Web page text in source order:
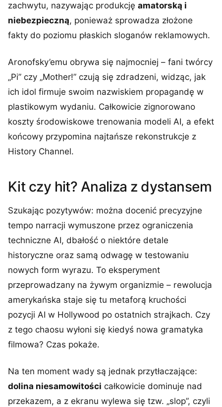
zachwytu, nazywając produkcję amatorską i
niebezpieczną, ponieważ sprowadza złożone
fakty do poziomu płaskich sloganów reklamowych.
Aronofsky’emu obrywa się najmocniej – fani twórcy
„Pi” czy „Mother!” czują się zdradzeni, widząc, jak
ich idol firmuje swoim nazwiskiem propagandę w
plastikowym wydaniu. Całkowicie zignorowano
koszty środowiskowe trenowania modeli AI, a efekt
końcowy przypomina najtańsze rekonstrukcje z
History Channel.
Kit czy hit? Analiza z dystansem
Szukając pozytywów: można docenić precyzyjne
tempo narracji wymuszone przez ograniczenia
techniczne AI, dbałość o niektóre detale
historyczne oraz samą odwagę w testowaniu
nowych form wyrazu. To eksperyment
przeprowadzany na żywym organizmie – rewolucja
amerykańska staje się tu metaforą kruchości
pozycji AI w Hollywood po ostatnich strajkach. Czy
z tego chaosu wyłoni się kiedyś nowa gramatyka
filmowa? Czas pokaże.
Na ten moment wady są jednak przytłaczające:
dolina niesamowitości całkowicie dominuje nad
przekazem, a z ekranu wylewa się tzw. „slop”, czyli